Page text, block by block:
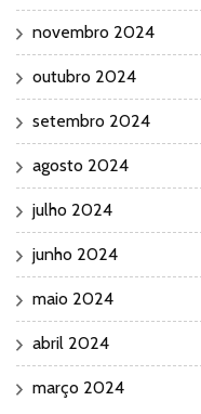
novembro 2024
outubro 2024
setembro 2024
agosto 2024
julho 2024
junho 2024
maio 2024
abril 2024
março 2024